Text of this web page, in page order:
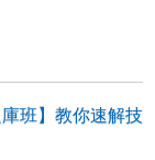
班】教你速解技